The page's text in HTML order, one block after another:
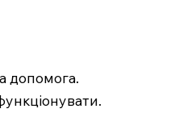
допомога.